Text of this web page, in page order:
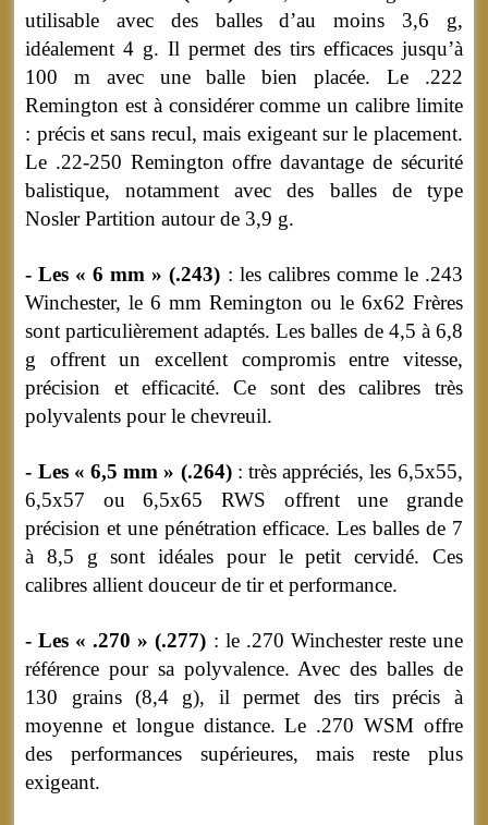
utilisable avec des balles d’au moins 3,6 g,
idéalement 4 g. Il permet des tirs efficaces jusqu’à
100 m avec une balle bien placée. Le .222
Remington est à considérer comme un calibre limite
: précis et sans recul, mais exigeant sur le placement.
Le .22-250 Remington offre davantage de sécurité
balistique, notamment avec des balles de type
Nosler Partition autour de 3,9 g.
- Les « 6 mm » (.243) : les calibres comme le .243
Winchester, le 6 mm Remington ou le 6x62 Frères
sont particulièrement adaptés. Les balles de 4,5 à 6,8
g offrent un excellent compromis entre vitesse,
précision et efficacité. Ce sont des calibres très
polyvalents pour le chevreuil.
- Les « 6,5 mm » (.264): très appréciés, les 6,5x55,
6,5x57 ou 6,5x65 RWS offrent une grande
précision et une pénétration efficace. Les balles de 7
à 8,5 g sont idéales pour le petit cervidé. Ces
calibres allient douceur de tir et performance.
- Les « .270 » (.277) : le .270 Winchester reste une
référence pour sa polyvalence. Avec des balles de
130 grains (8,4 g), il permet des tirs précis à
moyenne et longue distance. Le .270 WSM offre
des performances supérieures, mais reste plus
exigeant.